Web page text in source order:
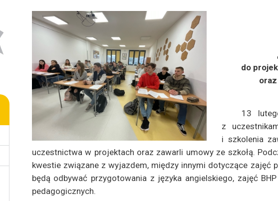
do
13
z
i szkolenia
uczestnictwa w projektach oraz zawarli umowy ze szkołą.
kwestie związane z wyjazdem, między innymi dotyczące zajęć
będą odbywać przygotowania z języka angielskiego, zajęć
pedagogicznych.